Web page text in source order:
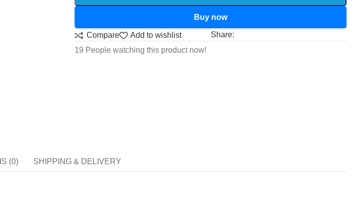
Buy now
Compare Add to wishlist
Share:
19 People watching this product now!
(0) SHIPPING & DELIVERY